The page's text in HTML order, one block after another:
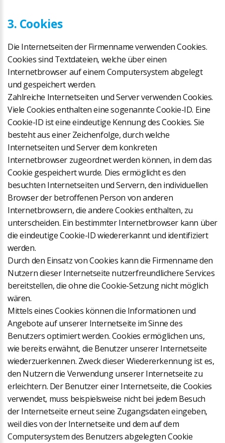
3. Cookies
Die Internetseiten der Firmenname verwenden Cookies.
Cookies sind Textdateien, welche über einen
Internetbrowser auf einem Computersystem abgelegt
und gespeichert werden.
Zahlreiche Internetseiten und Server verwenden Cookies.
Viele Cookies enthalten eine sogenannte Cookie-ID. Eine
Cookie-ID ist eine eindeutige Kennung des Cookies. Sie
besteht aus einer Zeichenfolge, durch welche
Internetseiten und Server dem konkreten
Internetbrowser zugeordnet werden können, in dem das
Cookie gespeichert wurde. Dies ermöglicht es den
besuchten Internetseiten und Servern, den individuellen
Browser der betroffenen Person von anderen
Internetbrowsern, die andere Cookies enthalten, zu
unterscheiden. Ein bestimmter Internetbrowser kann über
die eindeutige Cookie-ID wiedererkannt und identifiziert
werden.
Durch den Einsatz von Cookies kann die Firmenname den
Nutzern dieser Internetseite nutzerfreundlichere Services
bereitstellen, die ohne die Cookie-Setzung nicht möglich
wären.
Mittels eines Cookies können die Informationen und
Angebote auf unserer Internetseite im Sinne des
Benutzers optimiert werden. Cookies ermöglichen uns,
wie bereits erwähnt, die Benutzer unserer Internetseite
wiederzuerkennen. Zweck dieser Wiedererkennung ist es,
den Nutzern die Verwendung unserer Internetseite zu
erleichtern. Der Benutzer einer Internetseite, die Cookies
verwendet, muss beispielsweise nicht bei jedem Besuch
der Internetseite erneut seine Zugangsdaten eingeben,
weil dies von der Internetseite und dem auf dem
Computersystem des Benutzers abgelegten Cookie